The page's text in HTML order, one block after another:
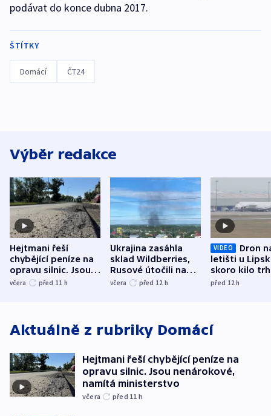
podávat do konce dubna 2017.
ŠTÍTKY
Domácí ČT24
Výběr redakce
Hejtmani řeší
chybějící peníze na
opravu silnic. Jsou
nenárokové, namítá
včera před 11 h
Ukrajina zasáhla
sklad Wildberries,
Rusové útočili na
trh, hasiče či
včera před 12 h
VIDEO
Dron
letišti u
skoro kilo
indicie
před 12h
Aktuálně z rubriky Domácí
Hejtmani řeší chybějící peníze na
opravu silnic. Jsou nenárokové,
namítá ministerstvo
včera před 11 h